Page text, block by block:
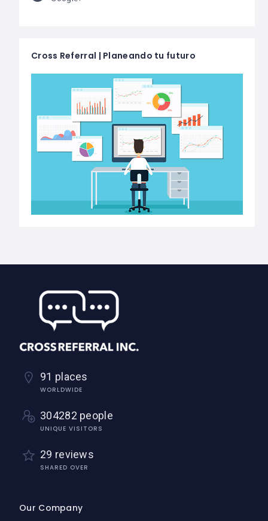
Cross Referral | Planeando tu futuro
91 places
WORLDWIDE
304282 people
UNIQUE VISITORS
29 reviews
SHARED OVER
Our Company